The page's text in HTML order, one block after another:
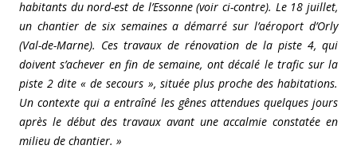
habitants du nord-est de l’Essonne (voir ci-contre). Le 18 juillet,
un chantier de six semaines a démarré sur l’aéroport d’Orly
(Val-de-Marne). Ces travaux de rénovation de la piste 4, qui
doivent s’achever en fin de semaine, ont décalé le trafic sur la
piste 2 dite « de secours », située plus proche des habitations.
Un contexte qui a entraîné les gênes attendues quelques jours
après le début des travaux avant une accalmie constatée en
milieu de chantier. »